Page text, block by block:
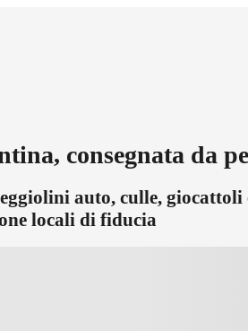
consegnata da
auto, culle,
locali di fiducia